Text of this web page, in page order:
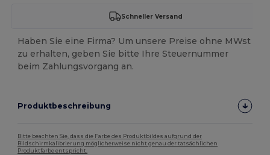
Schneller Versand
Haben Sie eine Firma? Um unsere Preise ohne MWst
zu erhalten, geben Sie bitte Ihre Steuernummer
beim Zahlungsvorgang an.
Produktbeschreibung
Bitte beachten Sie, dass die Farbe des Produktbildes aufgrund der
Bildschirmkalibrierung möglicherweise nicht genau der tatsächlichen
Produktfarbe entspricht.